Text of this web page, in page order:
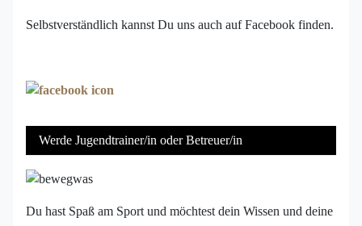
Selbstverständlich kannst Du uns auch auf Facebook finden.
Werde Jugendtrainer/in oder Betreuer/in
Du hast Spaß am Sport und möchtest dein Wissen und deine